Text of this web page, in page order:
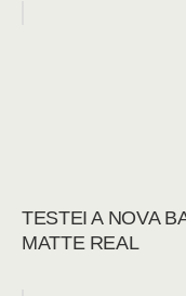
TESTEI A NOVA
MATTE REAL